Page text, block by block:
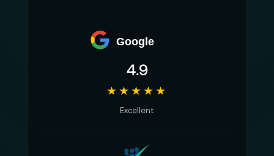
Google
4.9
★★★★★
Excellent